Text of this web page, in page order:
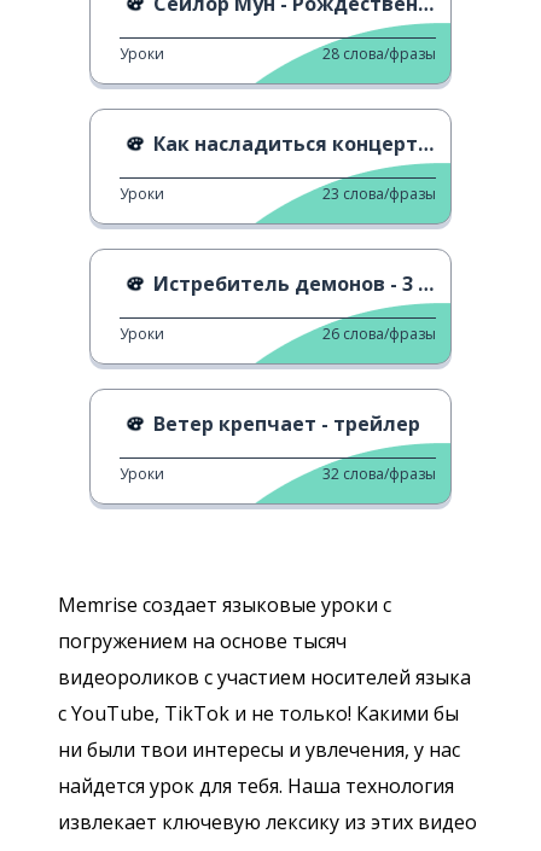
Memrise создает языковые уроки с
погружением на основе тысяч
видеороликов с участием носителей языка
с YouTube, TikTok и не только! Какими бы
ни были твои интересы и увлечения, у нас
найдется урок для тебя. Наша технология
извлекает ключевую лексику из этих видео
Уроки 28 слова/фразы
Как насладиться концертом
Уроки 23 слова/фразы
Истребитель демонов - 3 сезон
Уроки 26 слова/фразы
Ветер крепчает - трейлер
Уроки 32 слова/фразы